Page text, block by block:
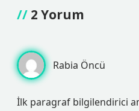
2 Yorum
Rabia Öncü
İlk paragraf bilgilendirici